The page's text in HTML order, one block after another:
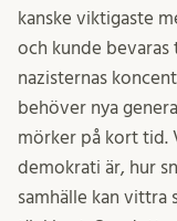
kanske viktigaste
och kunde
nazisternas
behöver nya
mörker på kort tid.
demokrati är, hur
samhälle kan vittra